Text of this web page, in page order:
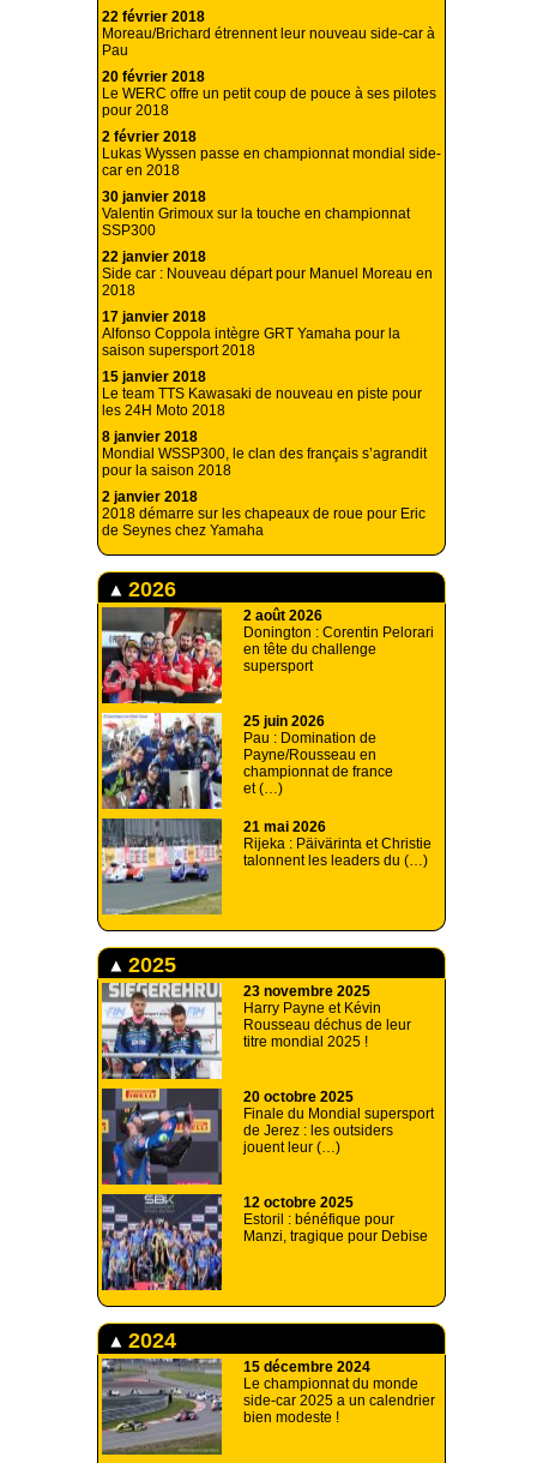
22 février 2018
Moreau/Brichard étrennent leur nouveau side-car à
Pau
20 février 2018
Le WERC offre un petit coup de pouce à ses pilotes
pour 2018
2 février 2018
Lukas Wyssen passe en championnat mondial side-
car en 2018
30 janvier 2018
Valentin Grimoux sur la touche en championnat
SSP300
22 janvier 2018
Side car : Nouveau départ pour Manuel Moreau en
2018
17 janvier 2018
Alfonso Coppola intègre GRT Yamaha pour la
saison supersport 2018
15 janvier 2018
Le team TTS Kawasaki de nouveau en piste pour
les 24H Moto 2018
8 janvier 2018
Mondial WSSP300, le clan des français s’agrandit
pour la saison 2018
2 janvier 2018
2018 démarre sur les chapeaux de roue pour Eric
de Seynes chez Yamaha
2026
2 août 2026
Donington : Corentin Pelorari
en tête du challenge
supersport
25 juin 2026
Pau : Domination de
Payne/Rousseau en
championnat de france
et (…)
21 mai 2026
Rijeka : Päivärinta et Christie
talonnent les leaders du (…)
2025
23 novembre 2025
Harry Payne et Kévin
Rousseau déchus de leur
titre mondial 2025 !
20 octobre 2025
Finale du Mondial supersport
de Jerez : les outsiders
jouent leur (…)
12 octobre 2025
Estoril : bénéfique pour
Manzi, tragique pour Debise
2024
15 décembre 2024
Le championnat du monde
side-car 2025 a un calendrier
bien modeste !